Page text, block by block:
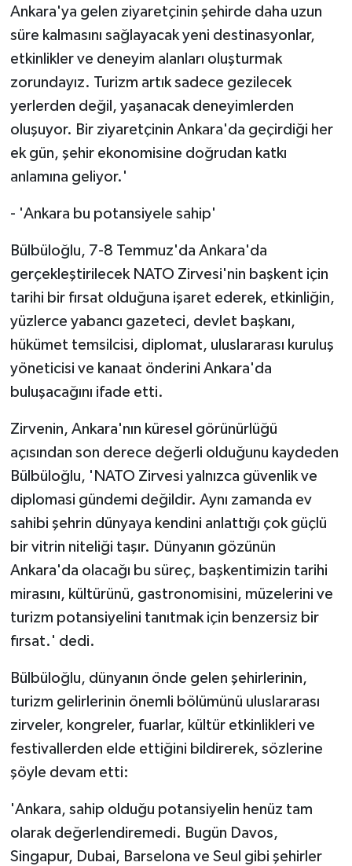
Ankara'ya gelen ziyaretçinin şehirde daha uzun
süre kalmasını sağlayacak yeni destinasyonlar,
etkinlikler ve deneyim alanları oluşturmak
zorundayız. Turizm artık sadece gezilecek
yerlerden değil, yaşanacak deneyimlerden
oluşuyor. Bir ziyaretçinin Ankara'da geçirdiği her
ek gün, şehir ekonomisine doğrudan katkı
anlamına geliyor.'
- 'Ankara bu potansiyele sahip'
Bülbüloğlu, 7-8 Temmuz'da Ankara'da
gerçekleştirilecek NATO Zirvesi'nin başkent için
tarihi bir fırsat olduğuna işaret ederek, etkinliğin,
yüzlerce yabancı gazeteci, devlet başkanı,
hükümet temsilcisi, diplomat, uluslararası kuruluş
yöneticisi ve kanaat önderini Ankara'da
buluşacağını ifade etti.
Zirvenin, Ankara'nın küresel görünürlüğü
açısından son derece değerli olduğunu kaydeden
Bülbüloğlu, 'NATO Zirvesi yalnızca güvenlik ve
diplomasi gündemi değildir. Aynı zamanda ev
sahibi şehrin dünyaya kendini anlattığı çok güçlü
bir vitrin niteliği taşır. Dünyanın gözünün
Ankara'da olacağı bu süreç, başkentimizin tarihi
mirasını, kültürünü, gastronomisini, müzelerini ve
turizm potansiyelini tanıtmak için benzersiz bir
fırsat.' dedi.
Bülbüloğlu, dünyanın önde gelen şehirlerinin,
turizm gelirlerinin önemli bölümünü uluslararası
zirveler, kongreler, fuarlar, kültür etkinlikleri ve
festivallerden elde ettiğini bildirerek, sözlerine
şöyle devam etti:
'Ankara, sahip olduğu potansiyelin henüz tam
olarak değerlendiremedi. Bugün Davos,
Singapur, Dubai, Barselona ve Seul gibi şehirler